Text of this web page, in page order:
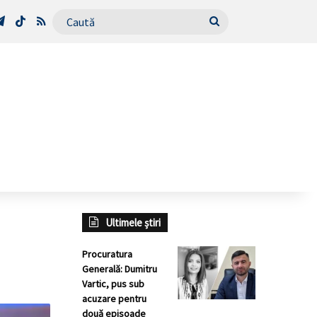
Telegram
TikTokRSS Caută
Ultimele știri
Procuratura
Generală: Dumitru
Vartic, pus sub
acuzare pentru
două episoade